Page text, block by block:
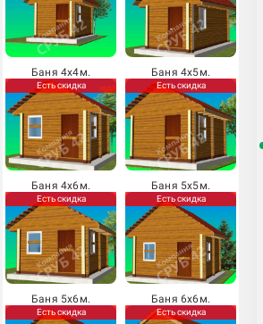
Баня 4х4м.
Есть скидка
Баня 4х5м.
Есть скидка
Баня 4х6м.
Есть скидка
Баня 5х5м.
Есть скидка
Баня 5х6м.
Есть скидка
Баня 6х6м.
Есть скидка